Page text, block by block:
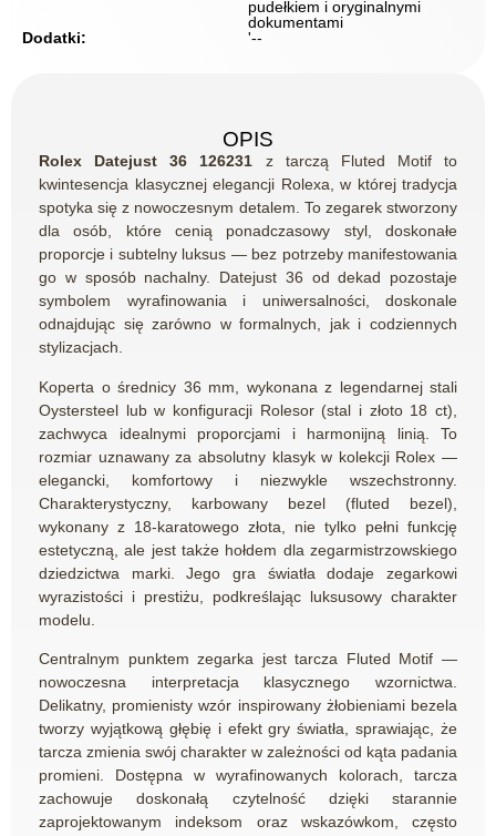
pudełkiem i oryginalnymi
dokumentami
Dodatki:
'--
OPIS
Rolex Datejust 36 126231 z tarczą Fluted Motif to
kwintesencja klasycznej elegancji Rolexa, w której tradycja
spotyka się z nowoczesnym detalem. To zegarek stworzony
dla osób, które cenią ponadczasowy styl, doskonałe
proporcje i subtelny luksus — bez potrzeby manifestowania
go w sposób nachalny. Datejust 36 od dekad pozostaje
symbolem wyrafinowania i uniwersalności, doskonale
odnajdując się zarówno w formalnych, jak i codziennych
stylizacjach.
Koperta o średnicy 36 mm, wykonana z legendarnej stali
Oystersteel lub w konfiguracji Rolesor (stal i złoto 18 ct),
zachwyca idealnymi proporcjami i harmonijną linią. To
rozmiar uznawany za absolutny klasyk w kolekcji Rolex —
elegancki, komfortowy i niezwykle wszechstronny.
Charakterystyczny, karbowany bezel (fluted bezel),
wykonany z 18-karatowego złota, nie tylko pełni funkcję
estetyczną, ale jest także hołdem dla zegarmistrzowskiego
dziedzictwa marki. Jego gra światła dodaje zegarkowi
wyrazistości i prestiżu, podkreślając luksusowy charakter
modelu.
Centralnym punktem zegarka jest tarcza Fluted Motif —
nowoczesna interpretacja klasycznego wzornictwa.
Delikatny, promienisty wzór inspirowany żłobieniami bezela
tworzy wyjątkową głębię i efekt gry światła, sprawiając, że
tarcza zmienia swój charakter w zależności od kąta padania
promieni. Dostępna w wyrafinowanych kolorach, tarcza
zachowuje doskonałą czytelność dzięki starannie
zaprojektowanym indeksom oraz wskazówkom, często